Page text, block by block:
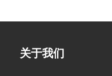
关于我们